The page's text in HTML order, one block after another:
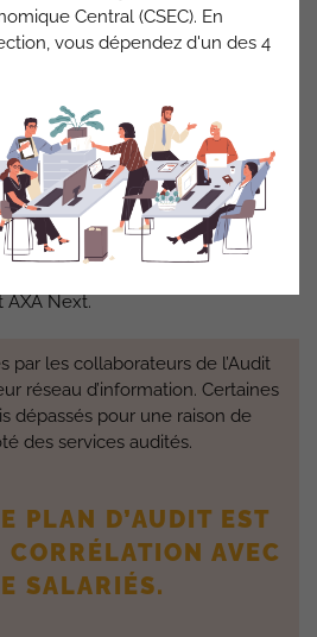
détermine annuellement, sur la
risques inhérents et de la
un plan d’audit interne. La
revue, un rapport d’audit est
concerné. Les ressources de
la couverture d’AXA France et de
du périmètre Direct
risques IT des entités AXA
AXA Next.
par les collaborateurs de l’Audit
réseau d’information. Certaines
dépassés pour une raison de
des services audités.
PLAN D’AUDIT EST
AVEC
SALARIÉS.
Central (CSEC). En
vous dépendez d'un des 4